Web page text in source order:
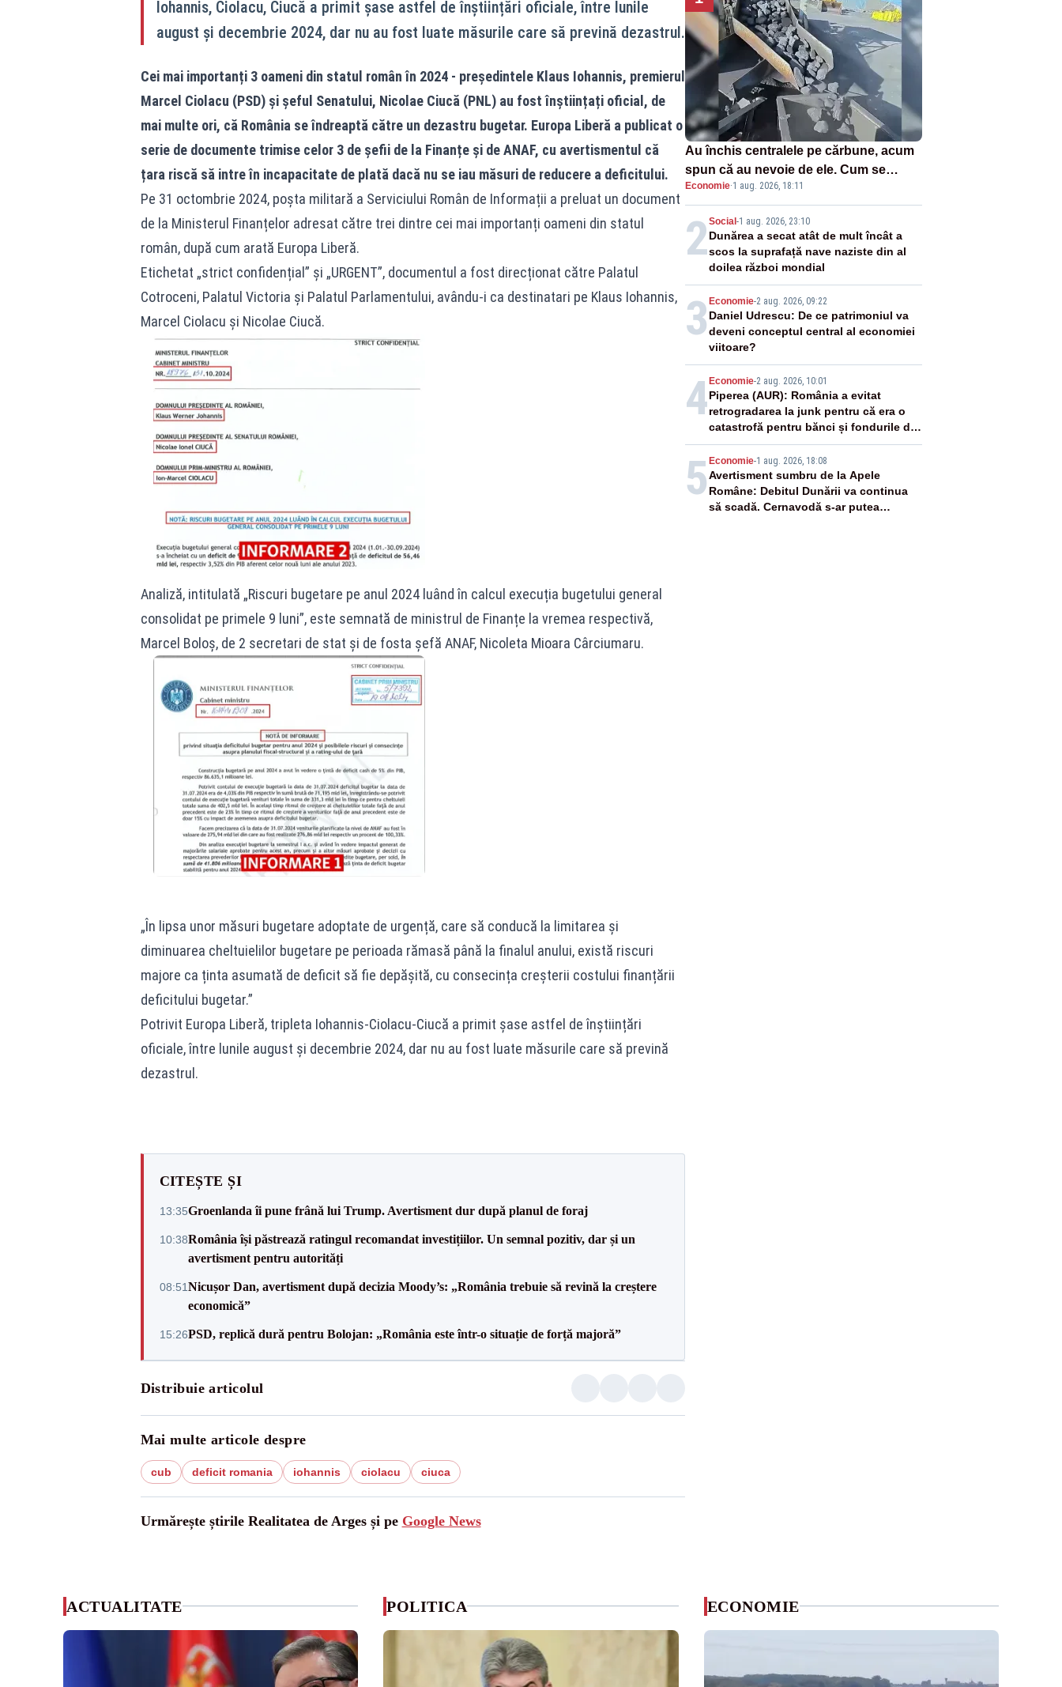
Iohannis, Ciolacu, Ciucă a primit șase astfel de înștiințări oficiale, între lunile
august și decembrie 2024, dar nu au fost luate măsurile care să prevină dezastrul.
Cei mai importanți 3 oameni din statul român în 2024 - președintele Klaus Iohannis, premierul
Marcel Ciolacu (PSD) și șeful Senatului, Nicolae Ciucă (PNL) au fost înștiințați oficial, de
mai multe ori, că România se îndreaptă către un dezastru bugetar. Europa Liberă a publicat o
serie de documente trimise celor 3 de șefii de la Finanțe și de ANAF, cu avertismentul că
țara riscă să intre în incapacitate de plată dacă nu se iau măsuri de reducere a deficitului.
Pe 31 octombrie 2024, poșta militară a Serviciului Român de Informații a preluat un document
de la Ministerul Finanțelor adresat către trei dintre cei mai importanți oameni din statul
român, după cum arată Europa Liberă.
Etichetat „strict confidențial” și „URGENT”, documentul a fost direcționat către Palatul
Cotroceni, Palatul Victoria și Palatul Parlamentului, avându-i ca destinatari pe Klaus Iohannis,
Marcel Ciolacu și Nicolae Ciucă.
Analiză, intitulată „Riscuri bugetare pe anul 2024 luând în calcul execuția bugetului general
consolidat pe primele 9 luni”, este semnată de ministrul de Finanțe la vremea respectivă,
Marcel Boloș, de 2 secretari de stat și de fosta șefă ANAF, Nicoleta Mioara Cârciumaru.
„În lipsa unor măsuri bugetare adoptate de urgență, care să conducă la limitarea și
diminuarea cheltuielilor bugetare pe perioada rămasă până la finalul anului, există riscuri
majore ca ținta asumată de deficit să fie depășită, cu consecința creșterii costului finanțării
deficitului bugetar.”
Potrivit Europa Liberă, tripleta Iohannis-Ciolacu-Ciucă a primit șase astfel de înștiințări
oficiale, între lunile august și decembrie 2024, dar nu au fost luate măsurile care să prevină
dezastrul.
CITEȘTE ȘI
13:35Groenlanda îi pune frână lui Trump. Avertisment dur după planul de foraj
10:38România își păstrează ratingul recomandat investițiilor. Un semnal pozitiv, dar și un
avertisment pentru autorități
08:51Nicușor Dan, avertisment după decizia Moody’s: „România trebuie să revină la creștere
economică”
15:26PSD, replică dură pentru Bolojan: „România este într-o situație de forță majoră”
Distribuie articolul
Mai multe articole despre
cub deficit romania iohannis ciolacu ciuca
Urmărește știrile Realitatea de Arges și pe Google News
Au închis centralele pe cărbune, acum
spun că au nevoie de ele. Cum se
pasează vina în plină criză energetică
Economie·1 aug. 2026, 18:11
2Social -1 aug. 2026, 23:10
Dunărea a secat atât de mult încât a
scos la suprafață nave naziste din al
doilea război mondial
3 Economie-2 aug. 2026, 09:22
Daniel Udrescu: De ce patrimoniul va
deveni conceptul central al economiei
viitoare?
4 Economie-2 aug. 2026, 10:01
Piperea (AUR): România a evitat
retrogradarea la junk pentru că era o
catastrofă pentru bănci și fondurile de
pensii
5 Economie-1 aug. 2026, 18:08
Avertisment sumbru de la Apele
Române: Debitul Dunării va continua
să scadă. Cernavodă s-ar putea
ACTUALITATE POLITICA ECONOMIE